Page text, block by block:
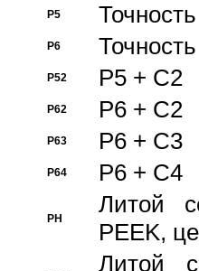
P5
P6
P52 P5 + C2
P62 P6 + C2
P63 P6 + C3
P64 P6 + C4
PH
Литой
PEEK,
Литой